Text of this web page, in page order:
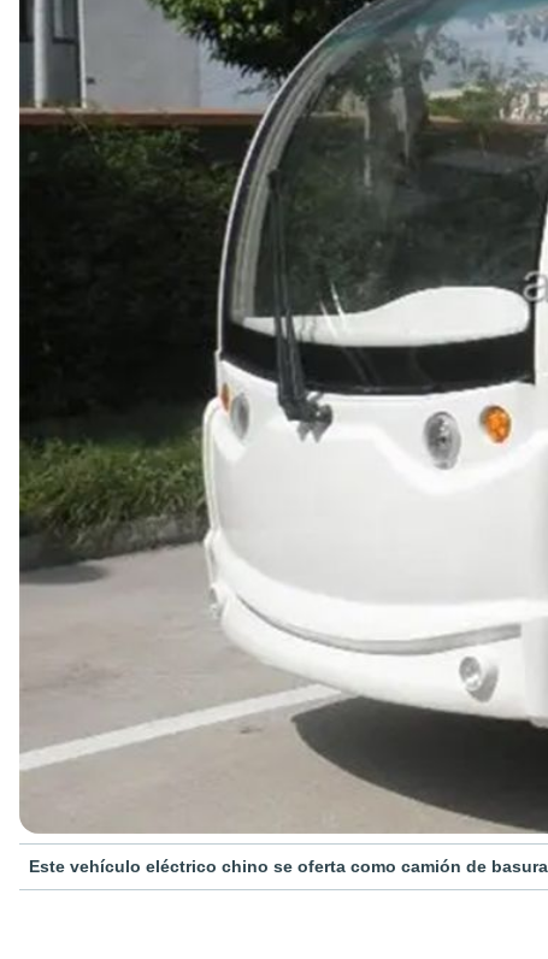
Este vehículo eléctrico chino se oferta como camión de